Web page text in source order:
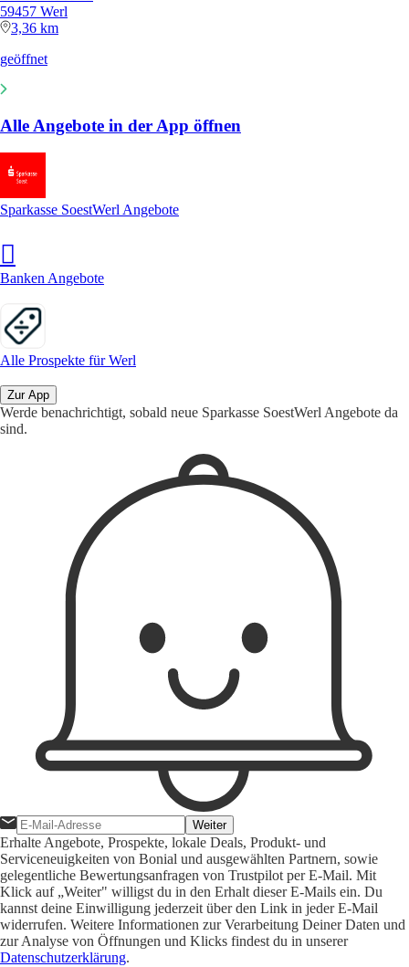
59457 Werl
3,36 km
geöffnet
Alle Angebote in der App öffnen
Sparkasse SoestWerl Angebote
Banken Angebote
Alle Prospekte für Werl
Zur App
Werde benachrichtigt, sobald neue Sparkasse SoestWerl Angebote da
sind.
Weiter
Erhalte Angebote, Prospekte, lokale Deals, Produkt- und
Serviceneuigkeiten von Bonial und ausgewählten Partnern, sowie
gelegentliche Bewertungsanfragen von Trustpilot per E-Mail. Mit
Klick auf „Weiter" willigst du in den Erhalt dieser E-Mails ein. Du
kannst deine Einwilligung jederzeit über den Link in jeder E-Mail
widerrufen. Weitere Informationen zur Verarbeitung Deiner Daten und
zur Analyse von Öffnungen und Klicks findest du in unserer
Datenschutzerklärung.